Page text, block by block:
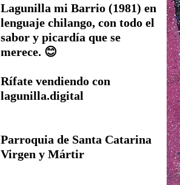
Lagunilla mi Barrio (1981) en
lenguaje chilango, con todo el
sabor y picardía que se
merece. 😊
Rífate vendiendo con
lagunilla.digital
Parroquia de Santa Catarina
Virgen y Mártir